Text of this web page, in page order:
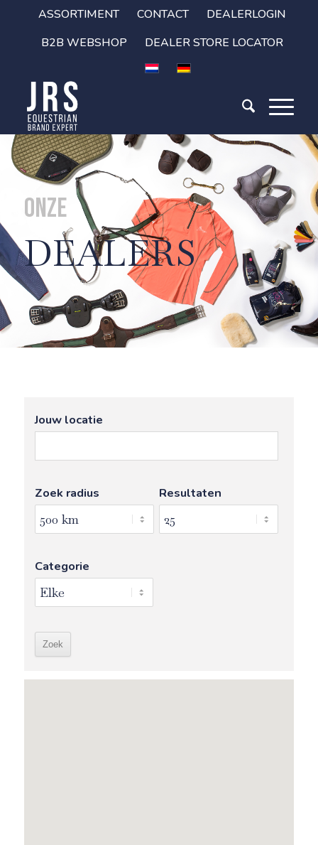
ASSORTIMENT CONTACT
DEALERLOGIN
B2B WEBSHOP
DEALER STORE LOCATOR
Onze
DEALERS
Jouw locatie
Zoek radius Resultaten
Categorie